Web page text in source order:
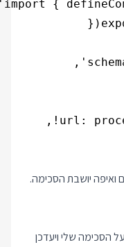
ואיפה יושבת הסכימה.
הסכימה שלי ויעדכן